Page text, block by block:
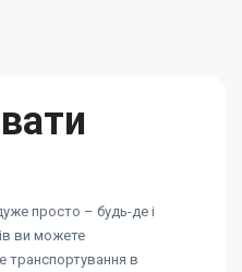
просто – будь-де і
ви можете
транспортування в